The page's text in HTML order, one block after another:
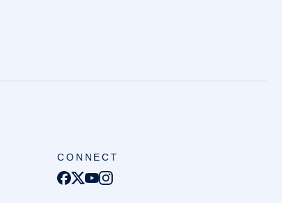
CONNECT